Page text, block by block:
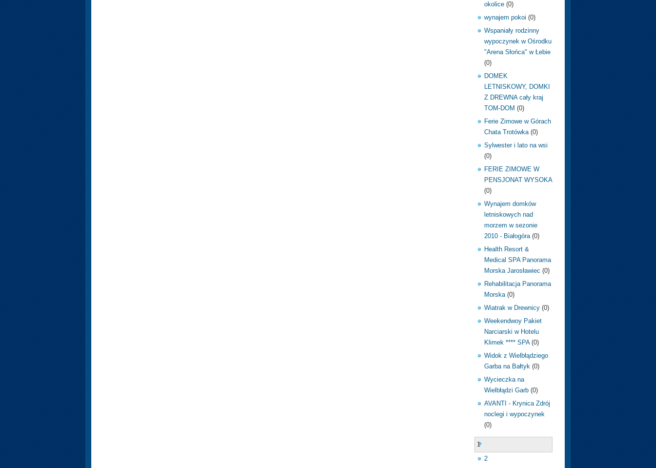
okolice (0)
wynajem pokoi (0)
Wspaniały rodzinny
wypoczynek w Ośrodku
"Arena Słońca" w Łebie
(0)
DOMEK
LETNISKOWY, DOMKI
Z DREWNA cały kraj
TOM-DOM (0)
Ferie Zimowe w Górach
Chata Trotówka (0)
Sylwester i lato na wsi
(0)
FERIE ZIMOWE W
PENSJONAT WYSOKA
(0)
Wynajem domków
letniskowych nad
morzem w sezonie
2010 - Białogóra (0)
Health Resort &
Medical SPA Panorama
Morska Jarosławiec (0)
Rehabilitacja Panorama
Morska (0)
Wiatrak w Drewnicy (0)
Weekendwoy Pakiet
Narciarski w Hotelu
Klimek **** SPA (0)
Widok z Wielbłądziego
Garba na Bałtyk (0)
Wycieczka na
Wielbłądzi Garb (0)
AVANTI - Krynica Zdrój
noclegi i wypoczynek
(0)
1
2